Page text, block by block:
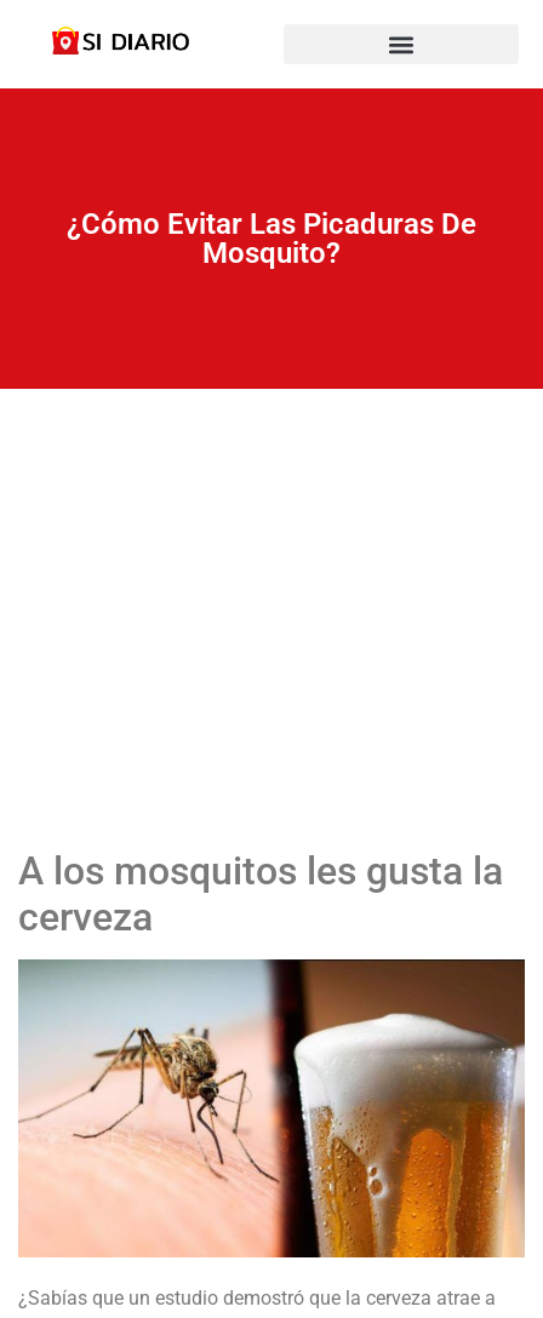
¿Cómo Evitar Las Picaduras De
Mosquito?
A los mosquitos les gusta la
cerveza
¿Sabías que un estudio demostró que la cerveza atrae a